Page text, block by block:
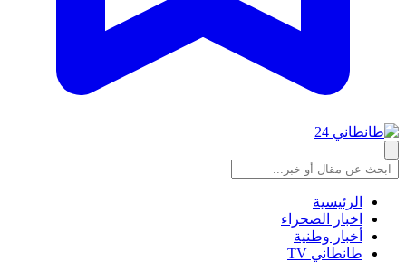
الرئيسية
اخبار الصحراء
أخبار وطنية
طانطاني TV